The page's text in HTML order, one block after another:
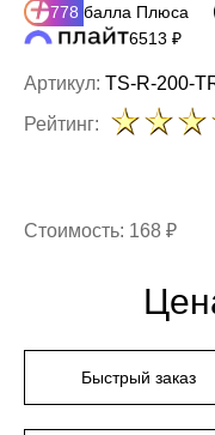
Артикул: TS-R-200-
778 балла Плюса
6513 ₽
Рейтинг:
Стоимость: 168 ₽
Быстрый заказ